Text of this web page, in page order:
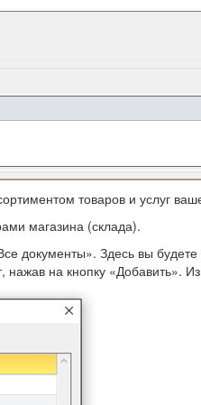
товаров и услуг
магазина (склада).
документы». Здесь вы
на кнопку «Добавить».